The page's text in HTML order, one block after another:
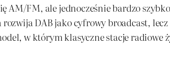
AM/FM, ale jednocześnie bardzo
DAB jako cyfrowy broadcast,
w którym klasyczne stacje radiowe